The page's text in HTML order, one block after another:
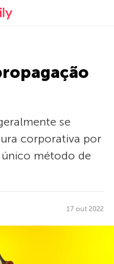
da Kaspersky
se
corporativa por
método de
17 out 2022